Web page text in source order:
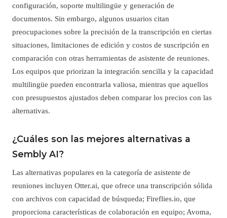
configuración, soporte multilingüe y generación de
documentos. Sin embargo, algunos usuarios citan
preocupaciones sobre la precisión de la transcripción en ciertas
situaciones, limitaciones de edición y costos de suscripción en
comparación con otras herramientas de asistente de reuniones.
Los equipos que priorizan la integración sencilla y la capacidad
multilingüe pueden encontrarla valiosa, mientras que aquellos
con presupuestos ajustados deben comparar los precios con las
alternativas.
¿Cuáles son las mejores alternativas a
Sembly AI?
Las alternativas populares en la categoría de asistente de
reuniones incluyen Otter.ai, que ofrece una transcripción sólida
con archivos con capacidad de búsqueda; Fireflies.io, que
proporciona características de colaboración en equipo; Avoma,